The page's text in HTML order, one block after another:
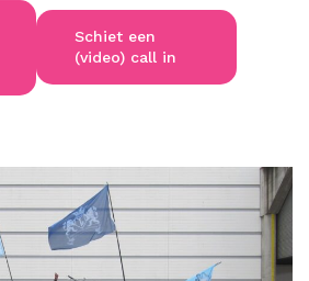
Schiet een
(video) call in